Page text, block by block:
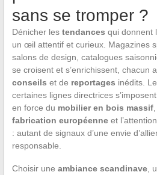
sans se tromper ?
Dénicher les tendances qui donnent
un œil attentif et curieux. Magazines
salons de design, catalogues
se croisent et s’enrichissent, chacun
conseils et de reportages inédits.
certaines lignes directrices
en force du mobilier en bois massif
fabrication européenneet
: autant de signaux d’une envie
responsable.
Choisir une ambiance scandinave,